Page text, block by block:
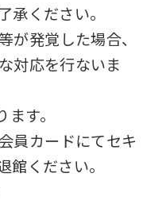
承ください。
発覚した場合、
対応を行ないま
す。
員カードにてセキ
館ください。